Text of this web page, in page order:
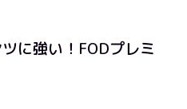
に強い！FODプレミ